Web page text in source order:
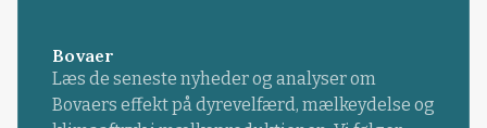
Bovaer
Læs de seneste nyheder og analyser om
Bovaers effekt på dyrevelfærd, mælkeydelse og